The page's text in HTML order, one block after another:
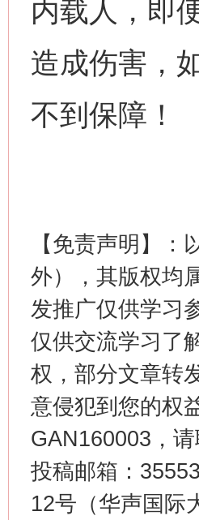
内载人，即
造成伤害，
不到保障！
【免责声明】
外），其版权均
发推广仅供学习
仅供交流学习了
权，部分文章转
意侵犯到您的权
GAN160003，
投稿邮箱：
12号（华声国际
在谋一域中谋全局
习近平的博鳌关键词